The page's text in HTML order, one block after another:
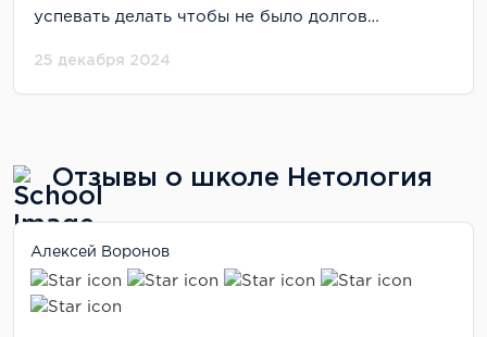
успевать делать чтобы не было долгов…
25 декабря 2024
Отзывы о школе Нетология
Алексей Воронов